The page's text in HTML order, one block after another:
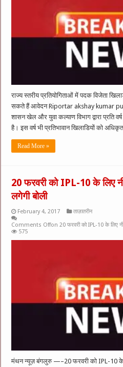
राज्‍य स्‍तरीय प्रतियोगिताओं में पदक विजेता
सकते हैं आवेदन Riportar akshay kumar
शासन खेल और युवा कल्‍याण विभाग द्वारा प्रति
है। इस वर्ष भी प्रतिभावान खिलाडियों को
Read More »
20 फरवरी को IPL-10 के लिए
लगेगी बोली
February 4, 2017
ताज़ातरीन
Comments Offon 20 फरवरी को IPL-10 के लिए
575
मंथन न्यूज़ बंगलुरु —–20 फरवरी को IPL-10 के